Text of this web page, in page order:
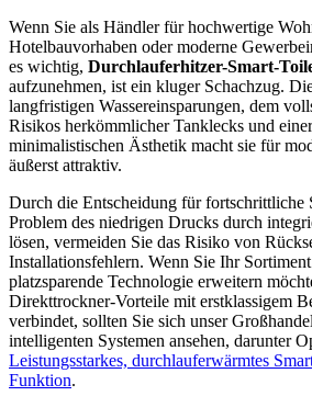
Wenn Sie als Händler für hochwertige
Hotelbauvorhaben oder moderne
es wichtig, Durchlauferhitzer-Smart-
aufzunehmen, ist ein kluger Schachzug.
langfristigen Wassereinsparungen, dem
Risikos herkömmlicher Tanklecks und
minimalistischen Ästhetik macht sie für
äußerst attraktiv.
Durch die Entscheidung für fortschrittliche
Problem des niedrigen Drucks durch
lösen, vermeiden Sie das Risiko von
Installationsfehlern. Wenn Sie Ihr
platzsparende Technologie erweitern
Direkttrockner-Vorteile mit erstklassigem
verbindet, sollten Sie sich unser
intelligenten Systemen ansehen, darunter
Leistungsstarkes, durchlauferwärmtes
Funktion.